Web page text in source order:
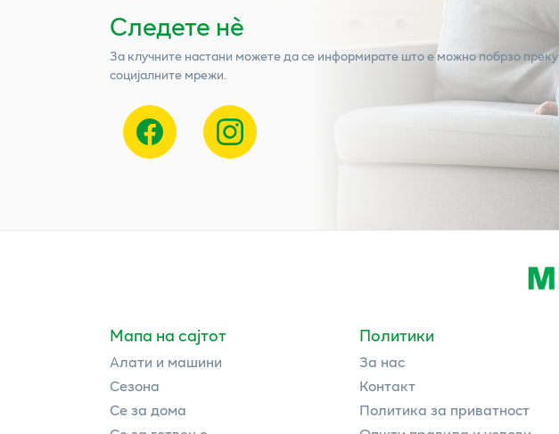
Следете нѐ
За клучните настани можете да се информирате што е можно побрзо преку
социјалните мрежи.
Мапа на сајтот
Алати и машини
Сезона
Се за дома
Политики
За нас
Контакт
Политика за приватност